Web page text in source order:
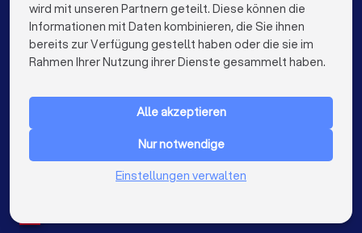
Finanzberater in Dortmund
Finanzberater in Essen
Finanzberater in Bremen
Finanzberater in Nürnberg
Finanzberater in Hannover
Finanzberater in Leipzig
Finanzberater in Duisburg
Finanzberater in Bochum
Finanzberater in Wuppertal
FÜR PRIVATPERSONEN
Niederlande
wird mit unseren Partnern geteilt. Diese können die
Informationen mit Daten kombinieren, die Sie ihnen
bereits zur Verfügung gestellt haben oder die sie im
Rahmen Ihrer Nutzung ihrer Dienste gesammelt haben.
Alle akzeptieren
Nur notwendige
Einstellungen verwalten